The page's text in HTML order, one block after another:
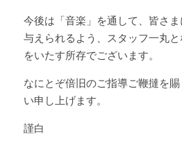
今後は「音楽」を通して、皆さ
与えられるよう、スタッフ一丸
をいたす所存でございます。
なにとぞ倍旧のご指導ご鞭撻を
い申し上げます。
謹白